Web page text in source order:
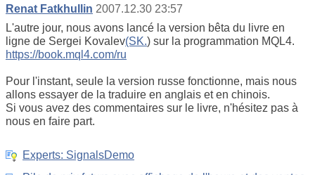
Renat Fatkhullin 2007.12.30 23:57
L'autre jour, nous avons lancé la version bêta du livre en
ligne de Sergei Kovalev(SK.) sur la programmation MQL4.
https://book.mql4.com/ru
Pour l'instant, seule la version russe fonctionne, mais nous
allons essayer de la traduire en anglais et en chinois.
Si vous avez des commentaires sur le livre, n'hésitez pas à
nous en faire part.
Experts: SignalsDemo